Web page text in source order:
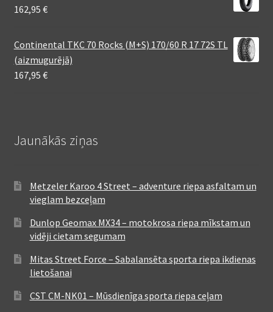
162,95 €
Continental TKC 70 Rocks (M+S) 170/60 R 17 72S TL
(aizmugurējā)
167,95 €
Jaunākās ziņas
Metzeler Karoo 4 Street – adventure riepa asfaltam un
vieglam bezceļam
Dunlop Geomax MX34 – motokrosa riepa mīkstam un
vidēji cietam segumam
Mitas Street Force – Sabalansēta sporta riepa ikdienas
lietošanai
CST CM-NK01 – Mūsdienīga sporta riepa ceļam